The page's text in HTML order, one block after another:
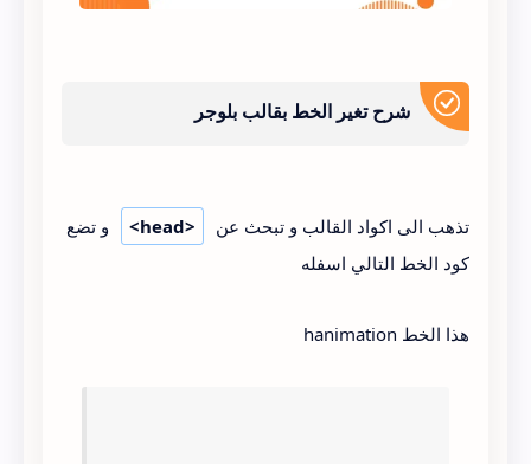
شرح تغير الخط بقالب بلوجر
تذهب الى اكواد القالب و تبحث عن <head>
و تضع
كود الخط التالي اسفله
هذا الخط hanimation